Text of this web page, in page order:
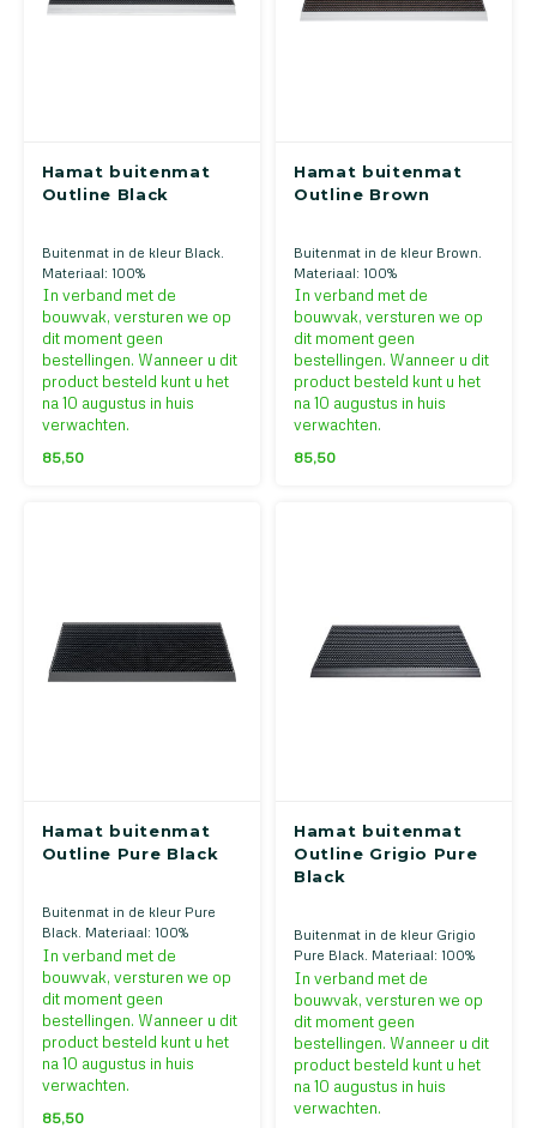
Hamat buitenmat
Outline Black
Buitenmat in de kleur Black.
Materiaal: 100%
polypropyleen. Verkrijgbaar in
verschillende kleuren en
maten
In verband met de
bouwvak, versturen we op
dit moment geen
bestellingen. Wanneer u dit
product besteld kunt u het
na 10 augustus in huis
verwachten.
85,50
Hamat buitenmat
Outline Brown
Buitenmat in de kleur Brown.
Materiaal: 100%
polypropyleen. Verkrijgbaar in
verschillende kleuren en
maten
In verband met de
bouwvak, versturen we op
dit moment geen
bestellingen. Wanneer u dit
product besteld kunt u het
na 10 augustus in huis
verwachten.
85,50
Hamat buitenmat
Outline Pure Black
Buitenmat in de kleur Pure
Black. Materiaal: 100%
polypropyleen. Verkrijgbaar in
verschillende kleuren en
maten
In verband met de
bouwvak, versturen we op
dit moment geen
bestellingen. Wanneer u dit
product besteld kunt u het
na 10 augustus in huis
verwachten.
85,50
Hamat buitenmat
Outline Grigio Pure
Black
Buitenmat in de kleur Grigio
Pure Black. Materiaal: 100%
polypropyleen. Verkrijgbaar in
verschillende kleuren en
maten
In verband met de
bouwvak, versturen we op
dit moment geen
bestellingen. Wanneer u dit
product besteld kunt u het
na 10 augustus in huis
verwachten.